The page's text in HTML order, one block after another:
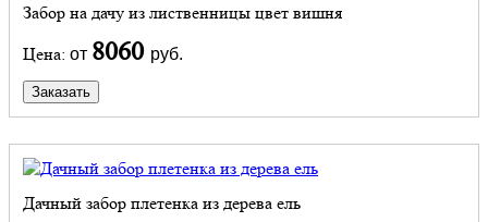
Забор на дачу из лиственницы цвет вишня
Цена: от 8060 руб.
Заказать
Дачный забор плетенка из дерева ель